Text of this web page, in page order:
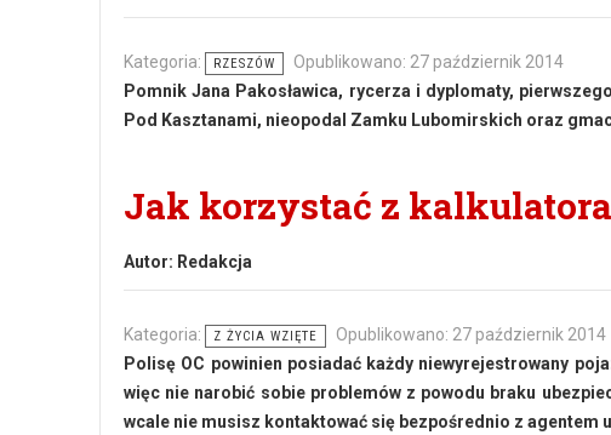
Kategoria: RZESZÓW
Opublikowano: 27 październik 2014
Pomnik Jana Pakosławica, rycerza i dyplomaty,
Pod Kasztanami, nieopodal Zamku Lubomirskich oraz
Jak korzystać z kalkulatora
Autor: Redakcja
Kategoria: Z ŻYCIA WZIĘTE
Opublikowano: 27 październik 2014
Polisę OC powinien posiadać każdy niewyrejestrowany
więc nie narobić sobie problemów z powodu braku
wcale nie musisz kontaktować się bezpośrednio z agentem